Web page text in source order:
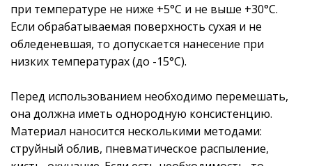
при температуре не ниже +5°С и не выше +30°С.
Если обрабатываемая поверхность сухая и не
обледеневшая, то допускается нанесение при
низких температурах (до -15°С).
Перед использованием необходимо перемешать,
она должна иметь однородную консистенцию.
Материал наносится несколькими методами:
струйный облив, пневматическое распыление,